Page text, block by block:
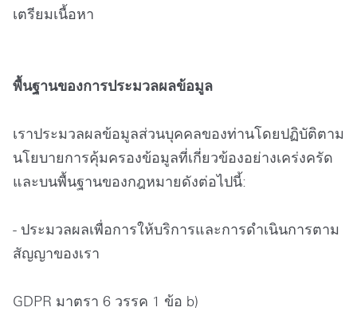
เตรียมเนื้อหา
พื้นฐานของการประมวลผลข้อมูล
เราประมวลผลข้อมูลส่วนบุคคลของท่านโดยปฏิบัติตาม
นโยบายการคุ้มครองข้อมูลที่เกี่ยวข้องอย่างเคร่งครัด
และบนพื้นฐานของกฎหมายดังต่อไปนี้:
- ประมวลผลเพื่อการให้บริการและการดำเนินการตาม
สัญญาของเรา
GDPR มาตรา 6 วรรค 1 ข้อ b)